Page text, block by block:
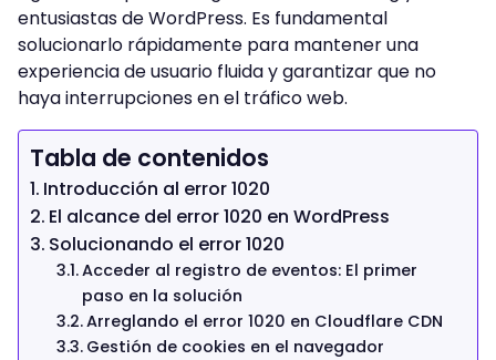
entusiastas de WordPress. Es fundamental
solucionarlo rápidamente para mantener una
experiencia de usuario fluida y garantizar que no
haya interrupciones en el tráfico web.
Tabla de contenidos
Introducción al error 1020
El alcance del error 1020 en WordPress
Solucionando el error 1020
Acceder al registro de eventos: El primer
paso en la solución
Arreglando el error 1020 en Cloudflare CDN
Gestión de cookies en el navegador